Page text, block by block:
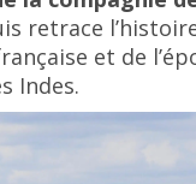
retrace
et de
Indes.